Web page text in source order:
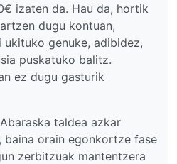
izaten da. Hau da, hortik
dugu kontuan,
genuke, adibidez,
puskatuko balitz.
ez dugu gasturik
taldea azkar
baina orain egonkortze fase
zerbitzuak mantentzera